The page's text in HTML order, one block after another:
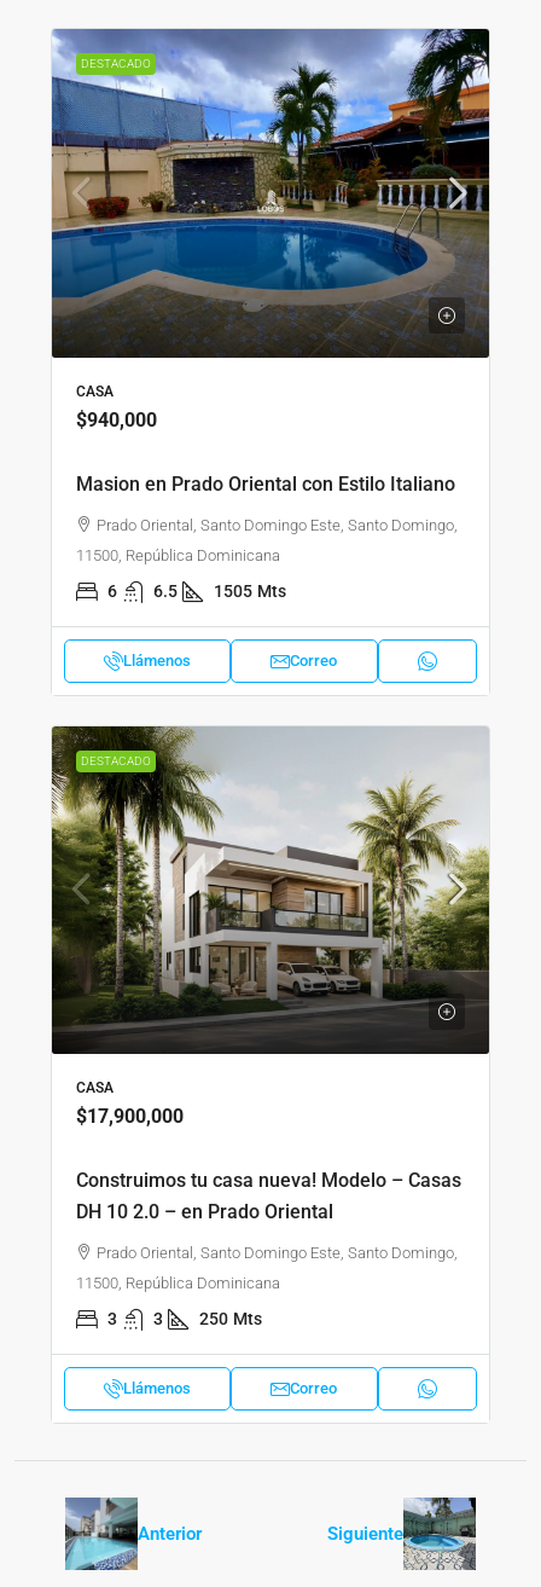
DESTACADO
CASA
$940,000
Masion en Prado Oriental con Estilo Italiano
Prado Oriental, Santo Domingo Este, Santo Domingo,
11500, República Dominicana
6 6.5 1505 Mts
Llámenos Correo
DESTACADO
CASA
$17,900,000
Construimos tu casa nueva! Modelo – Casas
DH 10 2.0 – en Prado Oriental
Prado Oriental, Santo Domingo Este, Santo Domingo,
11500, República Dominicana
3 3 250 Mts
Llámenos Correo
Anterior Siguiente